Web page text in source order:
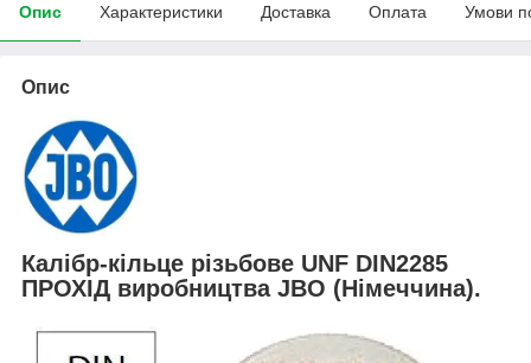
Опис Характеристики Доставка Оплата Умови
Опис
Калібр-кільце різьбове UNF DIN2285
ПРОХІД виробництва JBO (Німеччина).